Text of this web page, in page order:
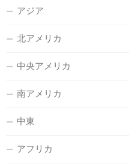
アジア
北アメリカ
中央アメリカ
南アメリカ
中東
アフリカ